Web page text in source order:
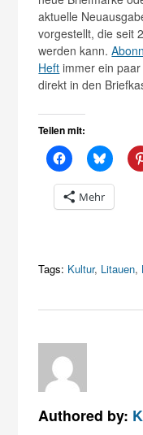
aktuelle
vorgestellt, die seit
werden kann.
Heft immer ein
direkt in den
Teilen mit:
Mehr
Tags: Kultur, Litauen,
Authored by: